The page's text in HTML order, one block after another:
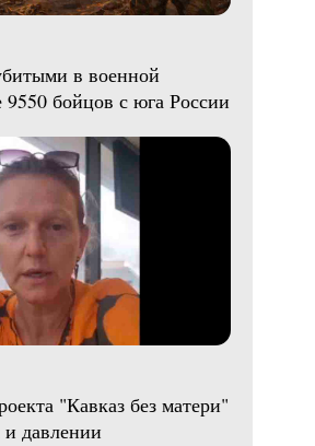
в военной
бойцов с юга России
"Кавказ без матери"
и давлении